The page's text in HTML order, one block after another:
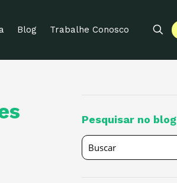
Blog Trabalhe Conosco
Pesquisar no blog